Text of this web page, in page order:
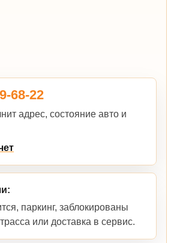
68-22
адрес, состояние авто и
паркинг, заблокированы
или доставка в сервис.